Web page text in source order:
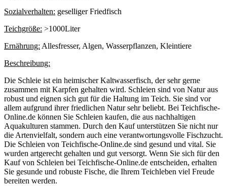
Sozialverhalten: geselliger Friedfisch
Teichgröße: >1000Liter
Ernährung: Allesfresser, Algen, Wasserpflanzen, Kleintiere
Beschreibung:
Die Schleie ist ein heimischer Kaltwasserfisch, der sehr gerne
zusammen mit Karpfen gehalten wird. Schleien sind von Natur aus
robust und eignen sich gut für die Haltung im Teich. Sie sind vor
allem aufgrund ihrer friedlichen Natur sehr beliebt. Bei Teichfische-
Online.de können Sie Schleien kaufen, die aus nachhaltigen
Aquakulturen stammen. Durch den Kauf unterstützen Sie nicht nur
die Artenvielfalt, sondern auch eine verantwortungsvolle Fischzucht.
Die Schleien von Teichfische-Online.de sind gesund und vital. Sie
wurden artgerecht gehalten und gut versorgt. Wenn Sie sich für den
Kauf von Schleien bei Teichfische-Online.de entscheiden, erhalten
Sie gesunde und robuste Fische, die Ihrem Teichleben viel Freude
bereiten werden.